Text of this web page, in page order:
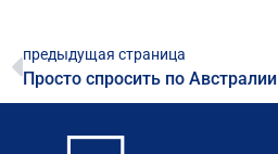
предыдущая страница
Просто спросить по Австралии